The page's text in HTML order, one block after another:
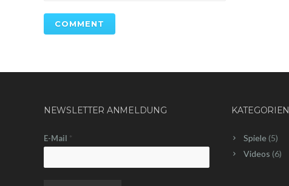
NEWSLETTER ANMELDUNG
E-Mail *
KATEGORIEN
Spiele (5)
Videos (6)